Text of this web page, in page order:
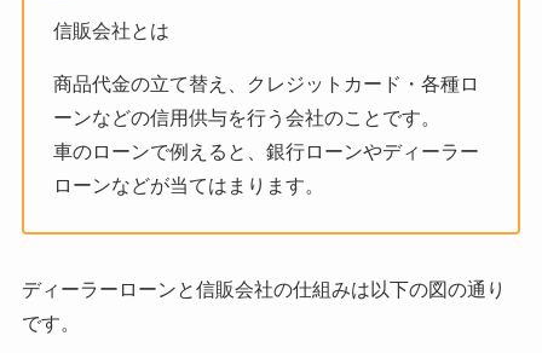
信販会社とは
商品代金の立て替え、クレジットカード・各種ロ
ーンなどの信用供与を行う会社のことです。
車のローンで例えると、銀行ローンやディーラー
ローンなどが当てはまります。
ディーラーローンと信販会社の仕組みは以下の図の通り
です。